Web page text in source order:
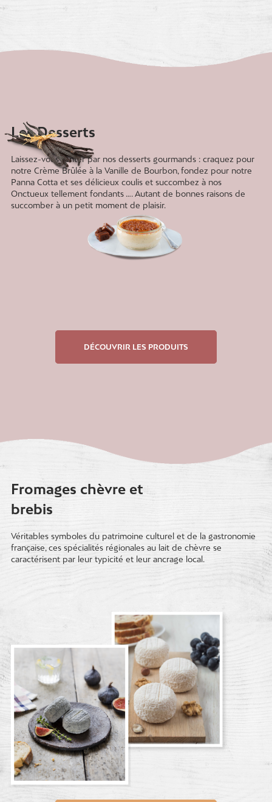
Les Desserts
Laissez-vous tenter par nos desserts gourmands : craquez pour
notre Crème Brûlée à la Vanille de Bourbon, fondez pour notre
Panna Cotta et ses délicieux coulis et succombez à nos
Onctueux tellement fondants …. Autant de bonnes raisons de
succomber à un petit moment de plaisir.
DÉCOUVRIR LES PRODUITS
Fromages chèvre et
brebis
Véritables symboles du patrimoine culturel et de la gastronomie
française, ces spécialités régionales au lait de chèvre se
caractérisent par leur typicité et leur ancrage local.